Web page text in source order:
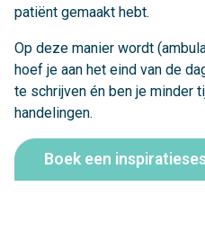
patiënt gemaakt hebt.
Op deze manier wordt
hoef je aan het eind van de
te schrijven én ben je minder
handelingen.
Boek een